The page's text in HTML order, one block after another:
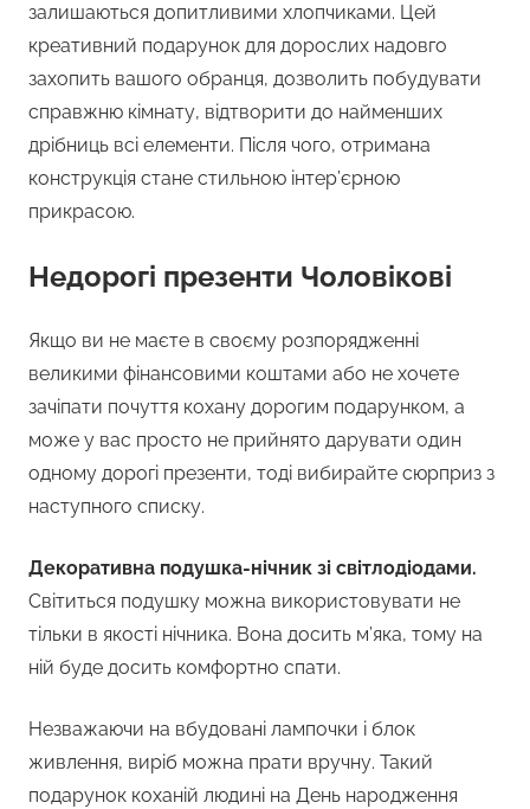
залишаються допитливими хлопчиками. Цей
креативний подарунок для дорослих надовго
захопить вашого обранця, дозволить побудувати
справжню кімнату, відтворити до найменших
дрібниць всі елементи. Після чого, отримана
конструкція стане стильною інтер’єрною
прикрасою.
Недорогі презенти Чоловікові
Якщо ви не маєте в своєму розпорядженні
великими фінансовими коштами або не хочете
зачіпати почуття кохану дорогим подарунком, а
може у вас просто не прийнято дарувати один
одному дорогі презенти, тоді вибирайте сюрприз з
наступного списку.
Декоративна подушка-нічник зі світлодіодами.
Світиться подушку можна використовувати не
тільки в якості нічника. Вона досить м’яка, тому на
ній буде досить комфортно спати.
Незважаючи на вбудовані лампочки і блок
живлення, виріб можна прати вручну. Такий
подарунок коханій людині на День народження